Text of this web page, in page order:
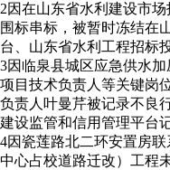
2因在山东省水利建设市
围标串标，被暂时冻结在
台、山东省水利工程招标
3因临泉县城区应急供水
项目技术负责人等关键岗
负责人叶曼芹被记录不良
建设监管和信用管理平台
4因瓷莲路北二环安置房
中心占校道路迁改）工程